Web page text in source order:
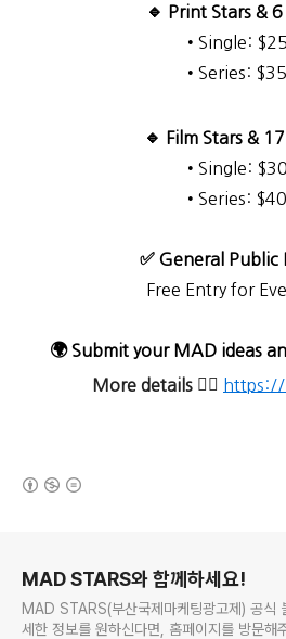
🔹 Print Stars &
• Single:
• Series:
🔹 Film Stars &
• Single:
• Series:
✅ General Public
Free Entry for
🌍 Submit your MAD ideas
More details
https://
MAD STARS와 함께하세요!
MAD STARS(부산국제마케팅광고제) 공식
세한 정보를 원하신다면, 홈페이지를 방문해